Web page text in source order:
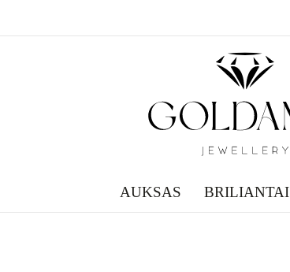
AUKSAS BRILIANTAI